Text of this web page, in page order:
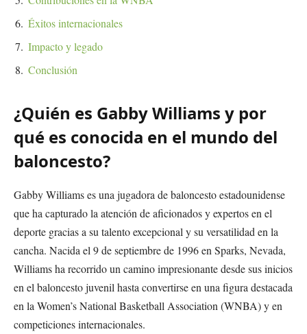
Éxitos internacionales
Impacto y legado
Conclusión
¿Quién es Gabby Williams y por
qué es conocida en el mundo del
baloncesto?
Gabby Williams es una jugadora de baloncesto estadounidense
que ha capturado la atención de aficionados y expertos en el
deporte gracias a su talento excepcional y su versatilidad en la
cancha. Nacida el 9 de septiembre de 1996 en Sparks, Nevada,
Williams ha recorrido un camino impresionante desde sus inicios
en el baloncesto juvenil hasta convertirse en una figura destacada
en la Women’s National Basketball Association (WNBA) y en
competiciones internacionales.